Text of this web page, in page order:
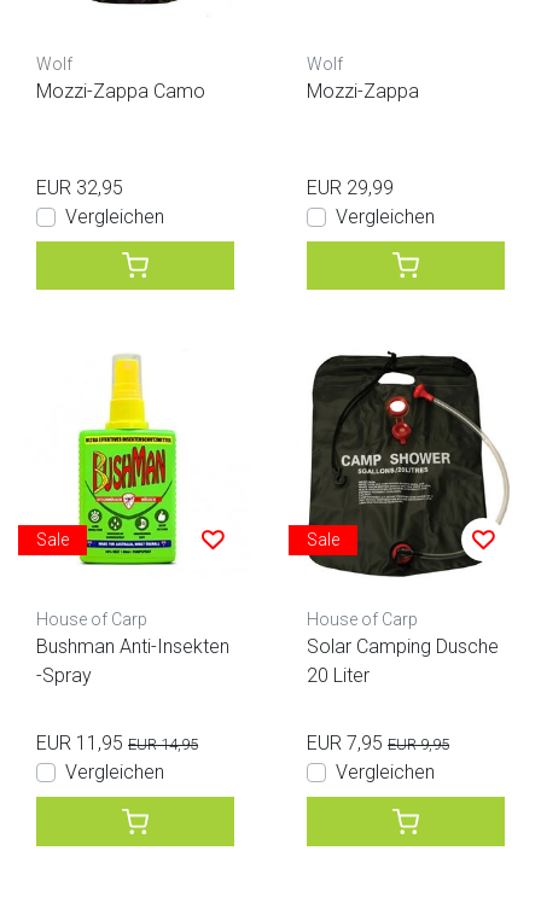
Wolf
Mozzi-Zappa Camo
EUR 32,95
Vergleichen
Wolf
Mozzi-Zappa
EUR 29,99
Vergleichen
Sale
House of Carp
Bushman Anti-Insekten
-Spray
EUR 11,95 EUR 14,95
Vergleichen
Sale
House of Carp
Solar Camping Dusche
20 Liter
EUR 7,95 EUR 9,95
Vergleichen